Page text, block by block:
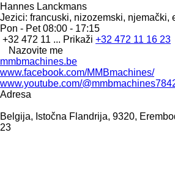
Hannes Lanckmans
Jezici: francuski, nizozemski, njemački,
Pon - Pet08:00 - 17:15
+32 472 11 ... Prikaži +32 472 11 16 23
Nazovite me
mmbmachines.be
www.facebook.com/MMBmachines/
www.youtube.com/
Adresa
Belgija, Istočna Flandrija, 9320,
23